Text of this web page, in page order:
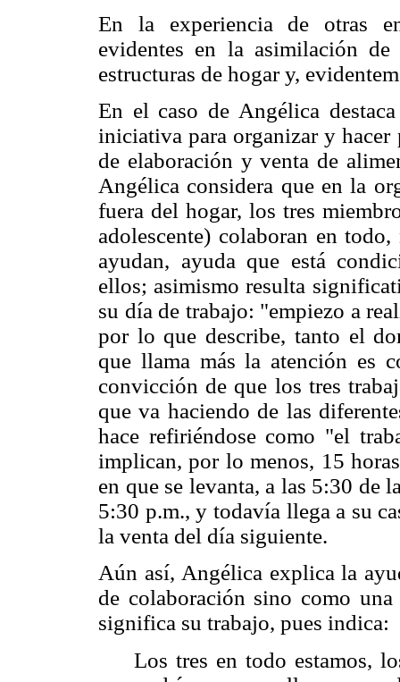
En la experiencia de otras
evidentes en la asimilación
estructuras de hogar y,
En el caso de Angélica
iniciativa para organizar y
de elaboración y venta de
Angélica considera que en la
fuera del hogar, los tres
adolescente) colaboran en
ayudan, ayuda que está
ellos; asimismo resulta
su día de trabajo: "empiezo a
por lo que describe, tanto el
que llama más la atención es
convicción de que los tres
que va haciendo de las
hace refiriéndose como "el
implican, por lo menos, 15
en que se levanta, a las 5:30 de
5:30 p.m., y todavía llega a su
la venta del día siguiente.
Aún así, Angélica explica la
de colaboración sino como
significa su trabajo, pues indica:
Los tres en todo estamos,